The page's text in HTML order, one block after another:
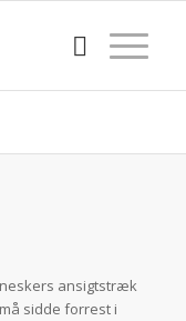
ansigtstræk
sidde forrest i